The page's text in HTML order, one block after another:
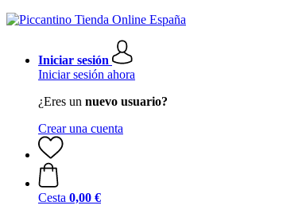
Iniciar sesión
Iniciar sesión ahora
¿Eres un nuevo usuario?
Crear una cuenta
Cesta 0,00 €